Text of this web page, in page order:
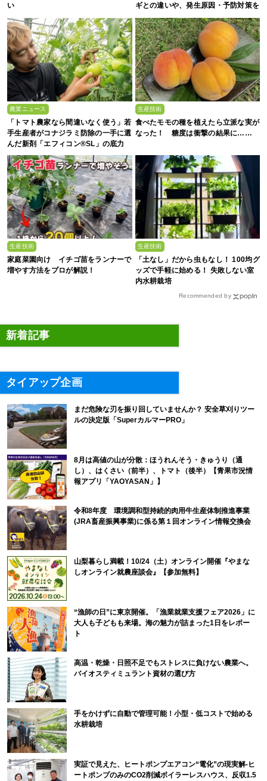
い
ギとの違いや、発生原因・予防対策を
解説
農業ニュース
「トマト農家なら間違いなく使う」若
手生産者がコナジラミ防除の一手に選
んだ新剤「エフィコン®SL」の底力
生産技術
食べたモモの種を植えたら立派な実が
なった！ 糖度は衝撃の結果に……
生産技術
家庭菜園向け イチゴ苗をランナーで
増やす方法をプロが解説！
生産技術
「土なし」だから虫もなし！ 100均グ
ッズで手軽に始める！ 失敗しない室
内水耕栽培
Recommended by
新着記事
タイアップ企画
まだ危険な刃を振り回していませんか？ 安全草刈りツー
ルの決定版「SuperカルマーPRO」
8月は高値の山が分散：ほうれんそう・きゅうり（通
し）、はくさい（前半）、トマト（後半）【青果市況情
報アプリ「YAOYASAN」】
令和8年度 環境調和型持続的肉用牛生産体制推進事業
(JRA畜産振興事業)に係る第１回オンライン情報交換会
山梨暮らし満載！10/24（土）オンライン開催『やまな
しオンライン就農座談会』【参加無料】
“漁師の日”に東京開催。「漁業就業支援フェア2026」に
大人も子どもも来場。海の魅力が詰まった1日をレポー
ト
高温・乾燥・日照不足でもストレスに負けない農業へ。
バイオスティミュラント資材の選び方
手をかけずに自動で管理可能！小型・低コストで始める
水耕栽培
実証で見えた、ヒートポンプエアコン“電化”の現実解-ヒ
ートポンプのみのCO2削減ボイラーレスハウス、反収1.5